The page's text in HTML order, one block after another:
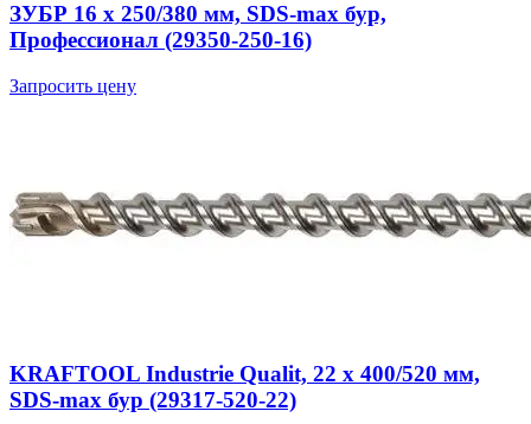
ЗУБР 16 x 250/380 мм, SDS-max бур,
Профессионал (29350-250-16)
Запросить цену
KRAFTOOL Industrie Qualit, 22 x 400/520 мм,
SDS-max бур (29317-520-22)